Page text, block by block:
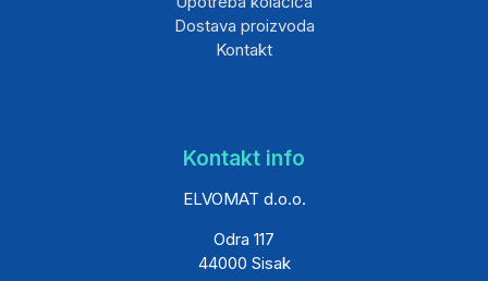
Dostava proizvoda
Kontakt
Kontakt info
ELVOMAT d.o.o.
Odra 117
44000 Sisak